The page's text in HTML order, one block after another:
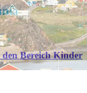
Bereich Kinder